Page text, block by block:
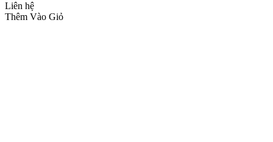
Liên hệ
Thêm Vào Giỏ